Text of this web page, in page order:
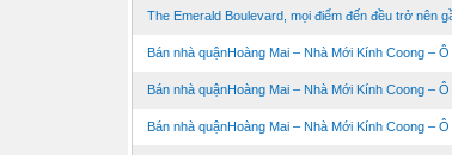
The Emerald Boulevard, mọi điểm đến đều trở nên
Bán nhà quậnHoàng Mai – Nhà Mới Kính Coong – Ô
Bán nhà quậnHoàng Mai – Nhà Mới Kính Coong – Ô
Bán nhà quậnHoàng Mai – Nhà Mới Kính Coong – Ô